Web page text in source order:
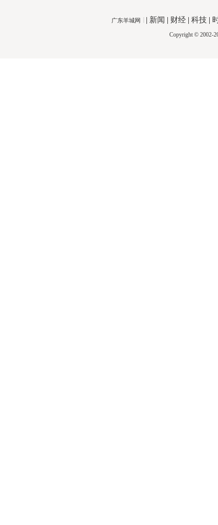
广东羊城网 | 新闻 | 财经 | 科技 |
Copyright © 2002-